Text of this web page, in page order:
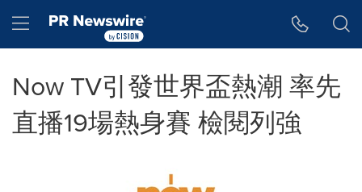
Hamburger menu
Now TV引發世界盃熱潮 率先
直播19場熱身賽 檢閱列強